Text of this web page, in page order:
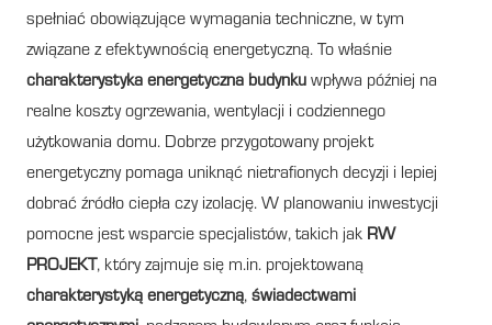
spełniać obowiązujące wymagania techniczne, w tym
związane z efektywnością energetyczną. To właśnie
charakterystyka energetyczna budynku wpływa później na
realne koszty ogrzewania, wentylacji i codziennego
użytkowania domu. Dobrze przygotowany projekt
energetyczny pomaga uniknąć nietrafionych decyzji i lepiej
dobrać źródło ciepła czy izolację. W planowaniu inwestycji
pomocne jest wsparcie specjalistów, takich jak RW
PROJEKT, który zajmuje się m.in. projektowaną
charakterystyką energetyczną, świadectwami